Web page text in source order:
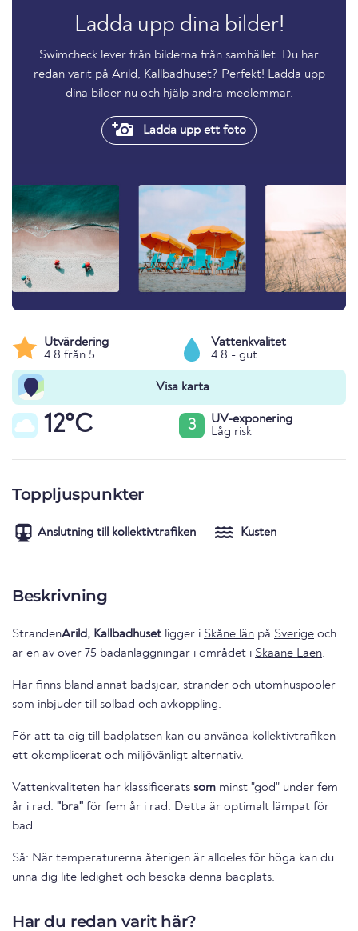
Ladda upp dina bilder!
Swimcheck lever från bilderna från samhället. Du har
redan varit på Arild, Kallbadhuset? Perfekt! Ladda upp
dina bilder nu och hjälp andra medlemmar.
Ladda upp ett foto
Utvärdering
4.8 från 5
Vattenkvalitet
4.8 - gut
Visa karta
12°C 3
UV-exponering
Låg risk
Toppljuspunkter
Anslutning till kollektivtrafiken Kusten
Beskrivning
StrandenArild, Kallbadhuset ligger i Skåne län på Sverige och
är en av över 75 badanläggningar i området i Skaane Laen.
Här finns bland annat badsjöar, stränder och utomhuspooler
som inbjuder till solbad och avkoppling.
För att ta dig till badplatsen kan du använda kollektivtrafiken -
ett okomplicerat och miljövänligt alternativ.
Vattenkvaliteten har klassificerats som minst "god" under fem
år i rad. "bra" för fem år i rad. Detta är optimalt lämpat för
bad.
Så: När temperaturerna återigen är alldeles för höga kan du
unna dig lite ledighet och besöka denna badplats.
Har du redan varit här?